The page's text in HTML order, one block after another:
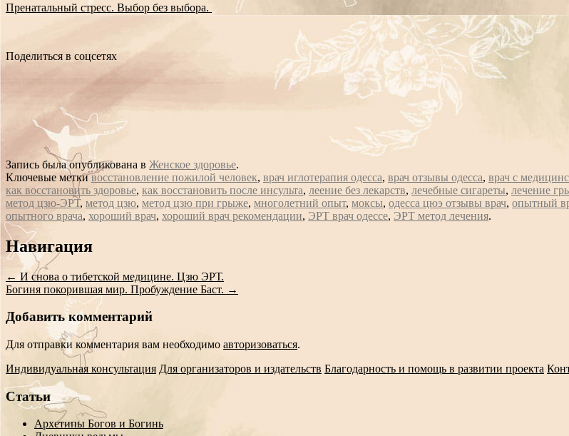
Пренатальный стресс. Выбор без выбора.
Поделиться в соцсетях
Запись была опубликована в Женское здоровье.
Ключевые меткивосстановление пожилой человек, врач иглотерапия одесса, врач отзывы одесса, врач с
как восстановить здоровье, как восстановить после инсульта, леение без лекарств, лечебные сигареты, лечение
метод цзю-ЭРТ, метод цзю, метод цзю при грыже, многолетний опыт, моксы, одесса цюэ отзывы врач, опытный
опытного врача, хороший врач, хороший врач рекомендации, ЭРТ врач одессе, ЭРТ метод лечения.
Сообщение
навигации
Навигация
←И снова о тибетской медицине. Цзю ЭРТ.
Богиня покорившая мир. Пробуждение Баст. →
Добавить комментарий
Для отправки комментария вам необходимо авторизоваться.
Индивидуальная консультация Для организаторов и издательств Благодарность и помощь в развитии проекта
Статьи
Архетипы Богов и Богинь